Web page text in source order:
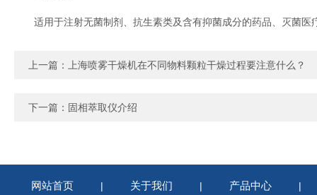
适用于注射无菌制剂、抗生素类及含有抑菌成分的药品、灭菌医
上一篇： 上海喷雾干燥机在不同物料颗粒干燥过程要注意什么？
下一篇： 固相萃取仪介绍
网站首页 | 关于我们 | 产品中心 |